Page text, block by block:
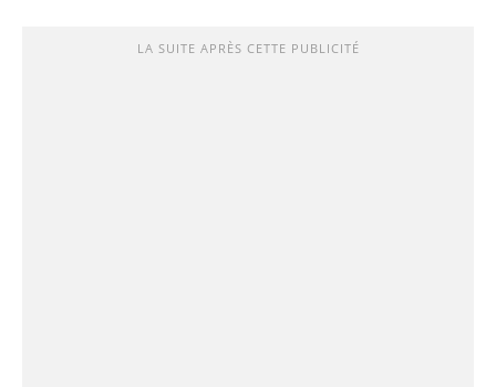
LA SUITE APRÈS CETTE PUBLICITÉ